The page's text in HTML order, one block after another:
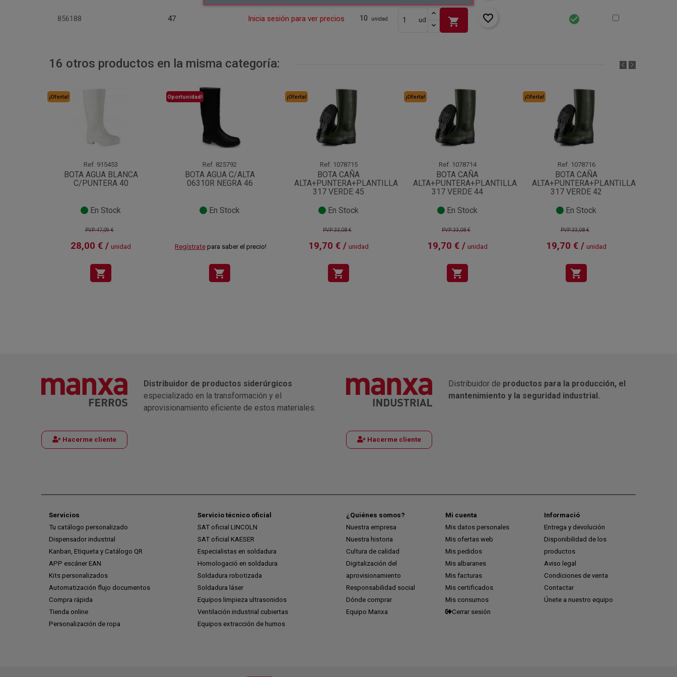
856188 47 Inicia sesión para ver precios 10 unidad ud shopping_cart favorite_border check_circle
16 otros productos en la misma categoría:
¡Oferta!
Ref. 915453
BOTA AGUA BLANCA
C/PUNTERA 40
En Stock
PVP:47,09 €
28,00 € / unidad
shopping_cart
Oportunidad!
Ref. 825792
BOTA AGUA C/ALTA
06310R NEGRA 46
En Stock
Regístrate para saber el precio!
shopping_cart
¡Oferta!
Ref. 1078715
BOTA CAÑA
ALTA+PUNTERA+PLANTILLA
317 VERDE 45
En Stock
PVP:33,08 €
19,70 € / unidad
shopping_cart
¡Oferta!
Ref. 1078714
BOTA CAÑA
ALTA+PUNTERA+PLANTILLA
317 VERDE 44
En Stock
PVP:33,08 €
19,70 € / unidad
shopping_cart
¡Oferta!
Ref. 1078716
BOTA CAÑA
ALTA+PUNTERA+PLANTILLA
317 VERDE 42
En Stock
PVP:33,08 €
19,70 € / unidad
shopping_cart
Hacerme cliente
Distribuidor de productos siderúrgicos
especializado en la transformación y el
aprovisionamiento eficiente de estos materiales.
Hacerme cliente
Distribuidor de productos para la producción, el
mantenimiento y la seguridad industrial.
Servicios
Tu catálogo personalizado
Dispensador industrial
Kanban, Etiqueta y Catálogo QR
APP escáner EAN
Kits personalizados
Automatización flujo documentos
Compra rápida
Tienda online
Personalización de ropa
Servicio técnico oficial
SAT oficial LINCOLN
SAT oficial KAESER
Especialistas en soldadura
Homologació en soldadura
Soldadura robotizada
Soldadura láser
Equipos limpieza ultrasonidos
Ventilación industrial cubiertas
Equipos extracción de humos
¿Quiénes somos?
Nuestra empresa
Nuestra historia
Cultura de calidad
Digitalización del
aprovisionamiento
Responsabilidad social
Dónde comprar
Equipo Manxa
Mi cuenta
Mis datos personales
Mis ofertas web
Mis pedidos
Mis albaranes
Mis facturas
Mis certificados
Mis consumos
Cerrar sesión
Informació
Entrega y devolución
Disponibilidad de los
productos
Aviso legal
Condiciones de venta
Contactar
Únete a nuestro equipo